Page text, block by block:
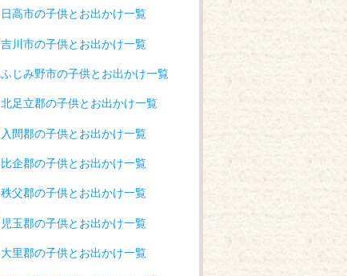
日高市の子供とお出かけ一覧
吉川市の子供とお出かけ一覧
ふじみ野市の子供とお出かけ一覧
北足立郡の子供とお出かけ一覧
入間郡の子供とお出かけ一覧
比企郡の子供とお出かけ一覧
秩父郡の子供とお出かけ一覧
児玉郡の子供とお出かけ一覧
大里郡の子供とお出かけ一覧